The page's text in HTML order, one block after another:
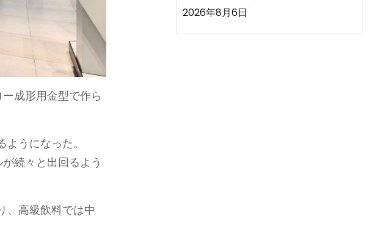
成形用金型で作ら
うになった。
続々と出回るよう
、高級飲料では中
2026年8月6日